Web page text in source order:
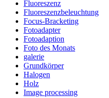
Fluoreszenz
Fluoreszenzbeleuchtung
Focus-Bracketing
Fotoadapter
Fotoadaption
Foto des Monats
galerie
Grundkörper
Halogen
Holz
Image processing